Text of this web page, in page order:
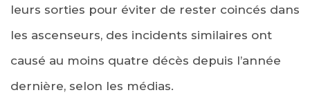
leurs sorties pour éviter de rester coincés dans
les ascenseurs, des incidents similaires ont
causé au moins quatre décès depuis l’année
dernière, selon les médias.